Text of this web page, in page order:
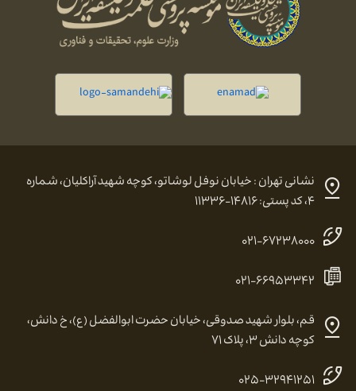
نشانی تهران : خیابان نوفل لوشاتو، کوچه شهید آراکلیان، شماره
۴، کد پستی: ۱۴۸۱۶-۱۱۳۳۶
۰۲۱-۶۷۲۳۸۰۰۰
۰۲۱-۶۶۹۵۳۳۴۲
قم، بلوار شهید صدوقی، خیابان حضرت ابوالفضل (ع)، خ دانش،
کوچه دانش ۳، پلاک ۷۱
۰۲۵-۳۲۹۴۱۲۵۱